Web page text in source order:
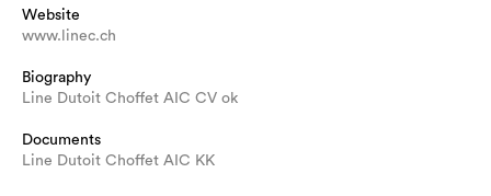
Website
www.linec.ch
Biography
Line Dutoit Choffet AIC CV ok
Documents
Line Dutoit Choffet AIC KK